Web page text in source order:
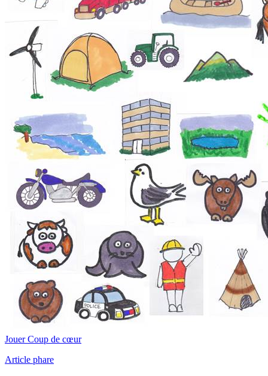
Jouer Coup de cœur
Article phare